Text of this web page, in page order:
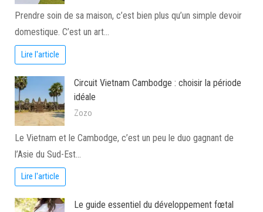
Prendre soin de sa maison, c’est bien plus qu’un simple devoir
domestique. C’est un art…
Lire l'article
Circuit Vietnam Cambodge : choisir la période
idéale
Zozo
Le Vietnam et le Cambodge, c’est un peu le duo gagnant de
l’Asie du Sud-Est…
Lire l'article
Le guide essentiel du développement fœtal